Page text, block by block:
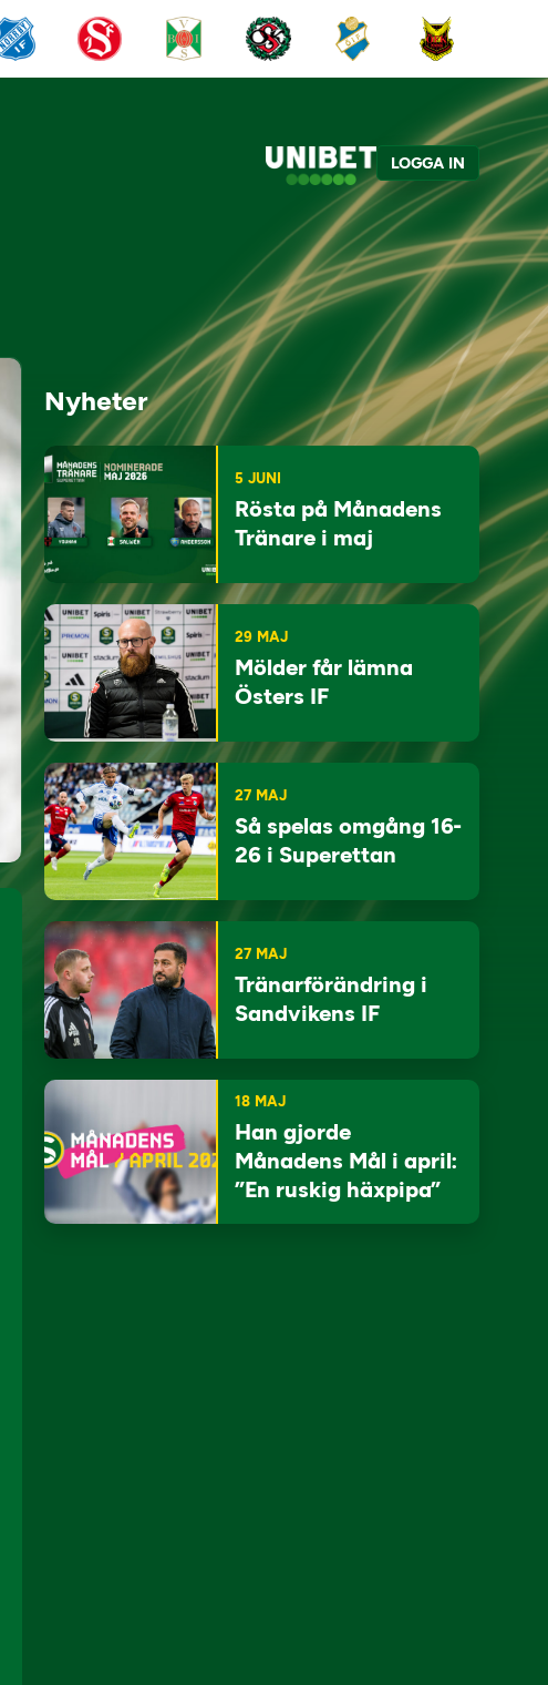
LOGGA IN
Nyheter
5 JUNI
Rösta på Månadens
Tränare i maj
29 MAJ
Mölder får lämna
Östers IF
27 MAJ
Så spelas omgång 16-
26 i Superettan
27 MAJ
Tränarförändring i
Sandvikens IF
18 MAJ
Han gjorde
Månadens Mål i april:
”En ruskig häxpipa”